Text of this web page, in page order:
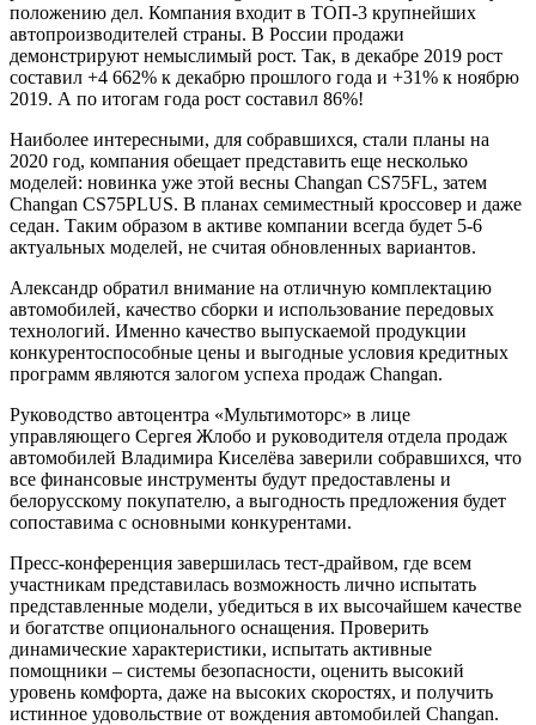
положению дел. Компания входит в ТОП-3 крупнейших
автопроизводителей страны. В России продажи
демонстрируют немыслимый рост. Так, в декабре 2019 рост
составил +4 662% к декабрю прошлого года и +31% к ноябрю
2019. А по итогам года рост составил 86%!
Наиболее интересными, для собравшихся, стали планы на
2020 год, компания обещает представить еще несколько
моделей: новинка уже этой весны Changan CS75FL, затем
Changan CS75PLUS. В планах семиместный кроссовер и даже
седан. Таким образом в активе компании всегда будет 5-6
актуальных моделей, не считая обновленных вариантов.
Александр обратил внимание на отличную комплектацию
автомобилей, качество сборки и использование передовых
технологий. Именно качество выпускаемой продукции
конкурентоспособные цены и выгодные условия кредитных
программ являются залогом успеха продаж Changan.
Руководство автоцентра «Мультимоторс» в лице
управляющего Сергея Жлобо и руководителя отдела продаж
автомобилей Владимира Киселёва заверили собравшихся, что
все финансовые инструменты будут предоставлены и
белорусскому покупателю, а выгодность предложения будет
сопоставима с основными конкурентами.
Пресс-конференция завершилась тест-драйвом, где всем
участникам представилась возможность лично испытать
представленные модели, убедиться в их высочайшем качестве
и богатстве опционального оснащения. Проверить
динамические характеристики, испытать активные
помощники – системы безопасности, оценить высокий
уровень комфорта, даже на высоких скоростях, и получить
истинное удовольствие от вождения автомобилей Changan.